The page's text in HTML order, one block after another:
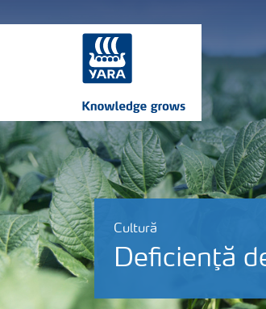
Cultură
Deficienţă